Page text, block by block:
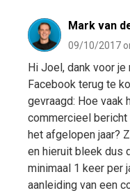
Mark van
09/10/2017
Hi Joel, dank voor
Facebook terug te
gevraagd: Hoe vaak
commercieel bericht
het afgelopen jaar?
en hieruit bleek dus
minimaal 1 keer per
aanleiding van een